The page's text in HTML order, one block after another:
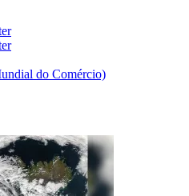
do Comércio)